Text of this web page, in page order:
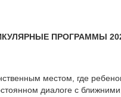
ПРОГРАММЫ
местом, где
диалоге с